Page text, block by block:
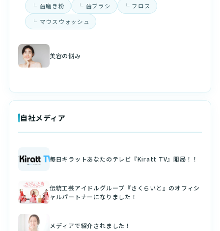
歯磨き粉 歯ブラシ
フロス
マウスウォッシュ
美容の悩み
自社メディア
毎日キラットあなたのテレビ『Kiratt TV』開局！！
伝統工芸アイドルグループ『さくらいと』のオフィシ
ャルパートナーになりました！
メディアで紹介されました！